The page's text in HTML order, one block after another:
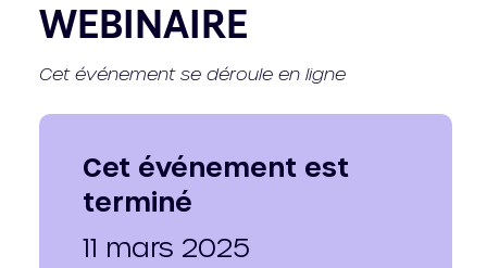
WEBINAIRE
Cet événement se déroule en ligne
Cet événement est
terminé
11 mars 2025